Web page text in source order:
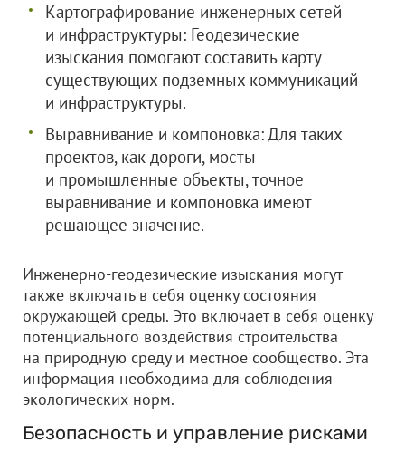
Картографирование инженерных сетей
и инфраструктуры: Геодезические
изыскания помогают составить карту
существующих подземных коммуникаций
и инфраструктуры.
Выравнивание и компоновка: Для таких
проектов, как дороги, мосты
и промышленные объекты, точное
выравнивание и компоновка имеют
решающее значение.
Инженерно-геодезические изыскания могут
также включать в себя оценку состояния
окружающей среды. Это включает в себя оценку
потенциального воздействия строительства
на природную среду и местное сообщество. Эта
информация необходима для соблюдения
экологических норм.
Безопасность и управление рисками